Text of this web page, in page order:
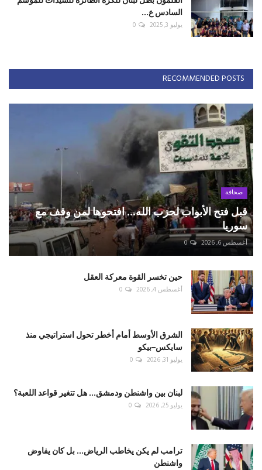
السادس ع...
يوليو 3, 2025 0
RECOMMENDED POSTS
صحافة
قبل فتح الأبواب لحزب الله... افتحوها لمن وقف مع
سوريا
أغسطس 6, 2026 0
حين تخسر القوة معركة العقل
أغسطس 4, 2026 0
الشرق الأوسط أمام أخطر تحول استراتيجي منذ
سايكس–بيكو
يوليو 31, 2026 0
لبنان بين واشنطن ودمشق... هل تتغير قواعد اللعبة؟
يوليو 25, 2026 0
ترامب لم يكن يخاطب الرياض... بل كان يفاوض
واشنطن